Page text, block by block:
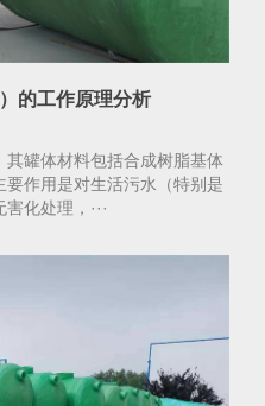
的工作原理分析
罐体材料包括合成树脂基体
作用是对生活污水（特别是
化处理，···